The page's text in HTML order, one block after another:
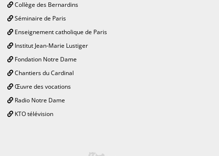
Collège des Bernardins
Séminaire de Paris
Enseignement catholique de Paris
Institut Jean-Marie Lustiger
Fondation Notre Dame
Chantiers du Cardinal
Œuvre des vocations
Radio Notre Dame
KTO télévision